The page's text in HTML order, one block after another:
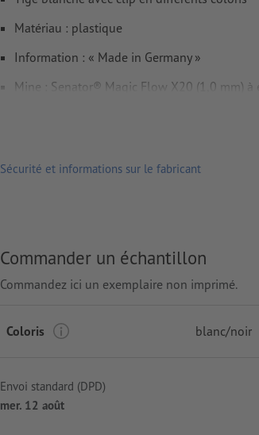
Matériau : plastique
Information : « Made in Germany »
Mine : Senator® Magic Flow X20 (1,0 mm) à
Emballage: pas d’emballage individuel
Sécurité et informations sur le fabricant
Commander un échantillon
Commandez ici un exemplaire non imprimé.
Coloris blanc/noir
Envoi standard (DPD)
mer. 12 août